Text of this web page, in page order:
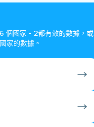
個國家 - 2都有效的數據，或
家的數據。